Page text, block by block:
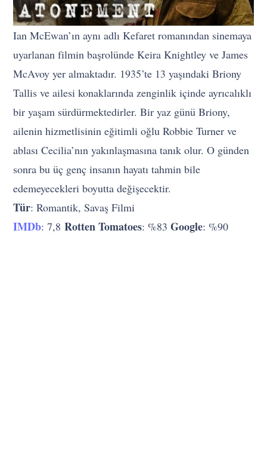
Ian McEwan’ın aynı adlı Kefaret romanından sinemaya
uyarlanan filmin başrolünde Keira Knightley ve James
McAvoy yer almaktadır. 1935’te 13 yaşındaki Briony
Tallis ve ailesi konaklarında zenginlik içinde ayrıcalıklı
bir yaşam sürdürmektedirler. Bir yaz günü Briony,
ailenin hizmetlisinin eğitimli oğlu Robbie Turner ve
ablası Cecilia’nın yakınlaşmasına tanık olur. O günden
sonra bu üç genç insanın hayatı tahmin bile
edemeyecekleri boyutta değişecektir.
Tür: Romantik, Savaş Filmi
IMDb: 7,8Rotten Tomatoes: %83Google: %90